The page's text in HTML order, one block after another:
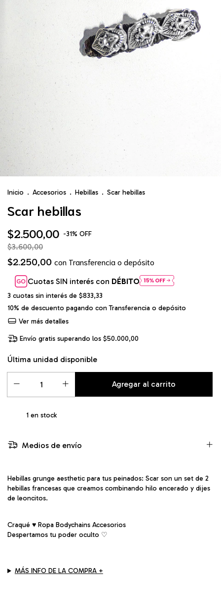
Inicio . Accesorios . Hebillas . Scar hebillas
Scar hebillas
$2.500,00 -31% OFF
$3.600,00
$2.250,00 con Transferencia o depósito
Cuotas SIN interés con DÉBITO
3 cuotas sin interés de $833,33
10% de descuento pagando con Transferencia o depósito
Ver más detalles
Envío gratis superando los$50.000,00
Última unidad disponible
1en stock
Medios de envío
Hebillas grunge aesthetic para tus peinados: Scar son un set de 2
hebillas francesas que creamos combinando hilo encerado y dijes
de leoncitos.
Craqué ♥ Ropa Bodychains Accesorios
Despertamos tu poder oculto ♡︎
MÁS INFO DE LA COMPRA +